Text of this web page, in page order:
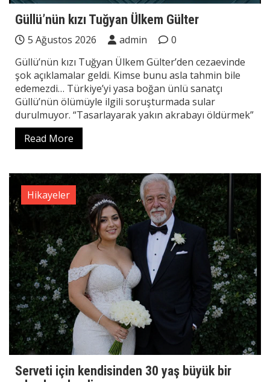
Güllü’nün kızı Tuğyan Ülkem Gülter
5 Ağustos 2026 admin
0
Güllü’nün kızı Tuğyan Ülkem Gülter’den cezaevinde
şok açıklamalar geldi. Kimse bunu asla tahmin bile
edemezdi… Türkiye’yi yasa boğan ünlü sanatçı
Güllü’nün ölümüyle ilgili soruşturmada sular
durulmuyor. “Tasarlayarak yakın akrabayı öldürmek”
Read More
Hikayeler
Serveti için kendisinden 30 yaş büyük bir